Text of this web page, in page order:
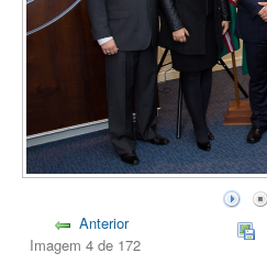
Anterior
Imagem 4 de 172